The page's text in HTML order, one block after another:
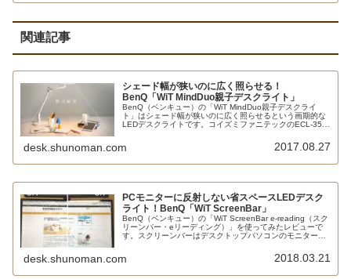
関連記事
シェード幅が狭いのに広く照らせる！
BenQ「WiT MindDuo親子デスクライト」
BenQ（ベンキュー）の「WiT MindDuo親子デスクライ
ト」はシェード幅が狭いのに広く照らせるという画期的な
LEDデスクライトです。コイズミファニテックのECL-357
desk.shunoman.com 2017.08.27
PCモニターに反射しない省スペースLEDデスク
ライト！BenQ「WiT ScreenBar」
BenQ（ベンキュー）の「WiT ScreenBar e-reading（スク
リーンバー・eリーディング）」を使ってみたレビューで
す。スクリーンバーはデスクトップパソコンのモニターを
机上面を照らせる、省スペースなLEDデスクライトです。
desk.shunoman.com 2018.03.21